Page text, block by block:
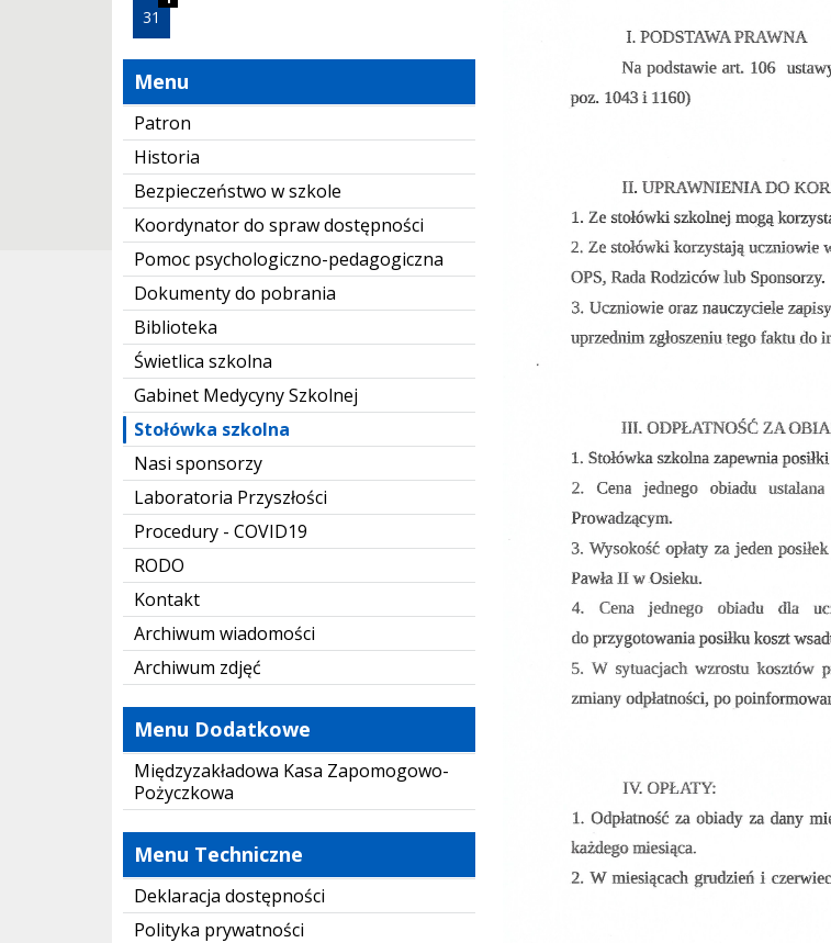
31
Menu
Patron
Historia
Bezpieczeństwo w szkole
Koordynator do spraw dostępności
Pomoc psychologiczno-pedagogiczna
Dokumenty do pobrania
Biblioteka
Świetlica szkolna
Gabinet Medycyny Szkolnej
Stołówka szkolna
Nasi sponsorzy
Laboratoria Przyszłości
Procedury - COVID19
RODO
Kontakt
Archiwum wiadomości
Archiwum zdjęć
Menu Dodatkowe
Międzyzakładowa Kasa Zapomogowo-
Pożyczkowa
Menu Techniczne
Deklaracja dostępności
Polityka prywatności